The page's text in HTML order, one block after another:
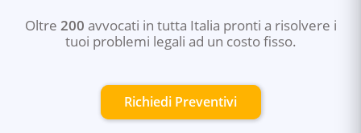
Oltre 200 avvocati in tutta Italia pronti a risolvere i
tuoi problemi legali ad un costo fisso.
Richiedi Preventivi